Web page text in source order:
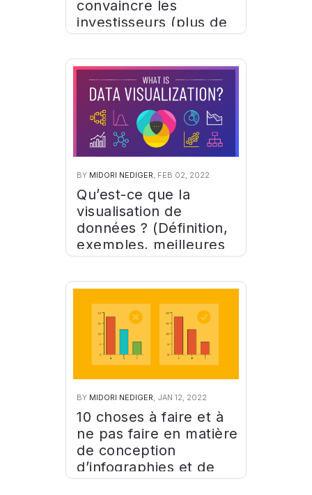
convaincre les
investisseurs (plus de
7 modèles de plans
d’affaires)
BY MIDORI NEDIGER, FEB 02, 2022
Qu’est-ce que la
visualisation de
données ? (Définition,
exemples, meilleures
pratiques)
BY MIDORI NEDIGER, JAN 12, 2022
10 choses à faire et à
ne pas faire en matière
de conception
d’infographies et de
graphiques